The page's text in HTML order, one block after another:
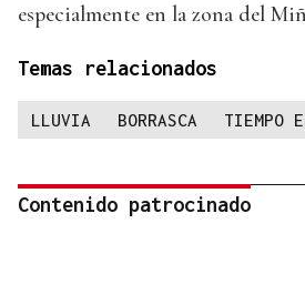
especialmente en la zona del
Temas relacionados
LLUVIA BORRASCA TIEMPO
Contenido patrocinado